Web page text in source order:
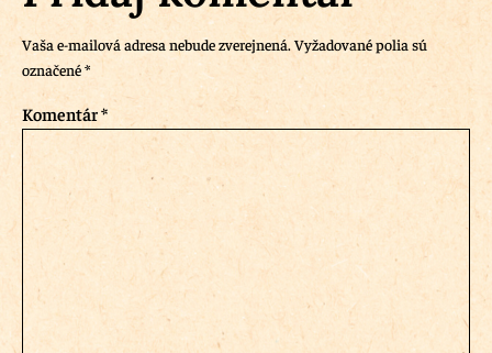
Vaša e-mailová adresa nebude zverejnená.Vyžadované polia sú
označené*
Komentár*